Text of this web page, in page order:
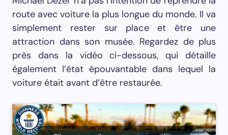
route avec voiture la plus longue du monde. Il va
simplement rester sur place et être une
attraction dans son musée. Regardez de plus
près dans la vidéo ci-dessous, qui détaille
également l’état épouvantable dans lequel la
voiture était avant d’être restaurée.